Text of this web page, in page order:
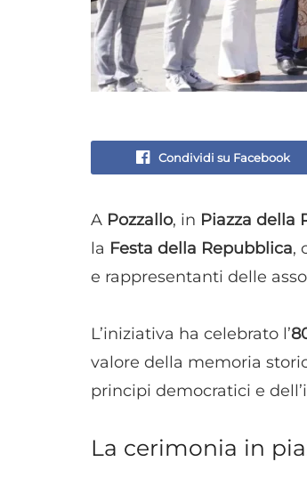
Condividi su Facebook
A Pozzallo, in Piazza della
la Festa della Repubblica,
e rappresentanti delle
L’iniziativa ha celebrato l’
valore della memoria
principi democratici e
La cerimonia in